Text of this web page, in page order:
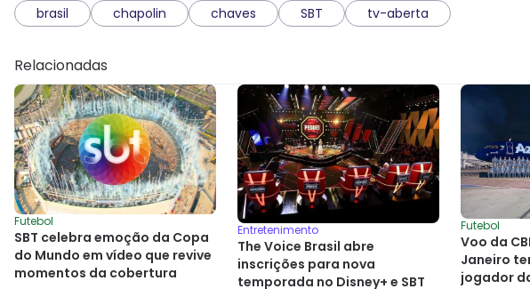
brasil chapolin chaves SBT tv-aberta
Relacionadas
Futebol
SBT celebra emoção da Copa
do Mundo em vídeo que revive
momentos da cobertura
Entretenimento
The Voice Brasil abre
inscrições para nova
temporada no Disney+ e SBT
Futebol
Voo da
Janeiro
jogador